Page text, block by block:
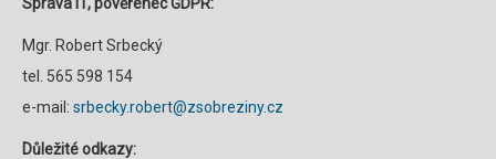
Mgr. Robert Srbecký
tel. 565 598 154
e-mail: srbecky.robert@zsobreziny.cz
Důležité odkazy: